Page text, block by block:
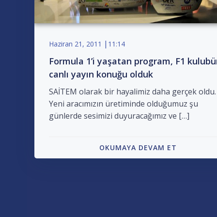
Haziran 21, 2011 | 11:14
Formula 1’i yaşatan program, F1
canlı yayın konuğu olduk
SAİTEM olarak bir hayalimiz daha gerçek oldu.
Yeni aracımızın üretiminde olduğumuz şu
günlerde sesimizi duyuracağımız ve […]
OKUMAYA DEVAM ET